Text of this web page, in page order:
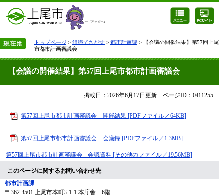
トップページ > 組織でさがす > 都市計画課 > 【会議の開催結果】第57回上尾
市都市計画審議会
【会議の開催結果】第57回上尾市都市計画審議会
掲載日：2026年6月17日更新 ページID：0411255
第57回上尾市都市計画審議会 開催結果 [PDFファイル／64KB]
第57回上尾市都市計画審議会 会議録 [PDFファイル／1.3MB]
第57回上尾市都市計画審議会 会議資料 [その他のファイル／19.56MB]
このページに関するお問い合わせ先
都市計画課
〒362-8501
上尾市本町3-1-1 本庁舎 6階